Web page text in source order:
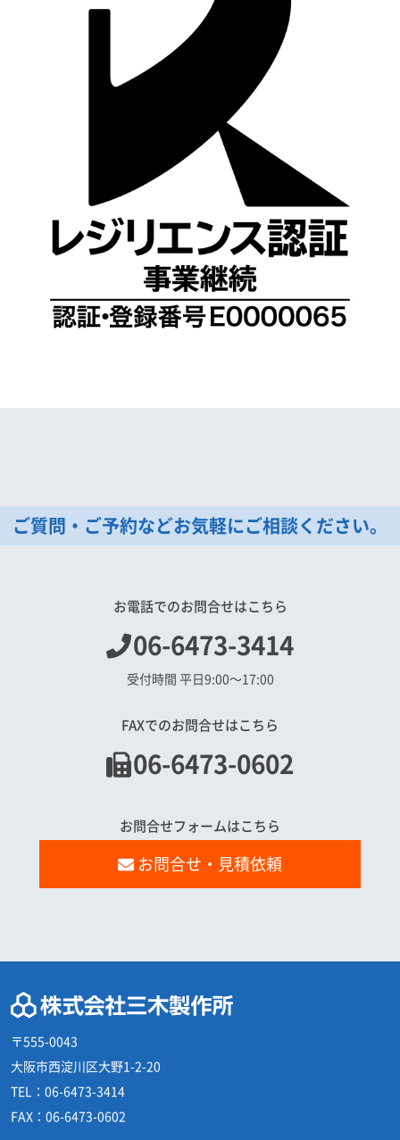
ご質問・ご予約などお気軽にご相談ください。
お電話でのお問合せはこちら
06-6473-3414
受付時間 平日9:00〜17:00
FAXでのお問合せはこちら
06-6473-0602
お問合せフォームはこちら
お問合せ・見積依頼
〒555-0043
大阪市西淀川区大野1-2-20
TEL： 06-6473-3414
FAX： 06-6473-0602